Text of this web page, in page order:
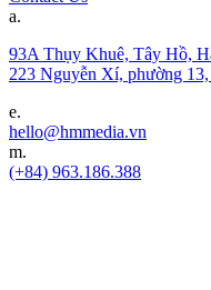
a.
93A Thụy Khuê, Tây Hồ,
223 Nguyễn Xí, phường
e.
hello@hmmedia.vn
m.
(+84) 963.186.388